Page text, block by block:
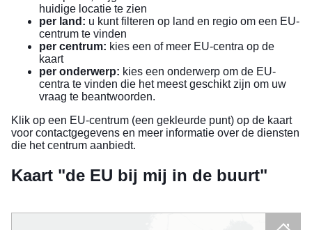
huidige locatie te zien
per land: u kunt filteren op land en regio om een EU-
centrum te vinden
per centrum: kies een of meer EU-centra op de
kaart
per onderwerp: kies een onderwerp om de EU-
centra te vinden die het meest geschikt zijn om uw
vraag te beantwoorden.
Klik op een EU-centrum (een gekleurde punt) op de kaart
voor contactgegevens en meer informatie over de diensten
die het centrum aanbiedt.
Kaart "de EU bij mij in de buurt"